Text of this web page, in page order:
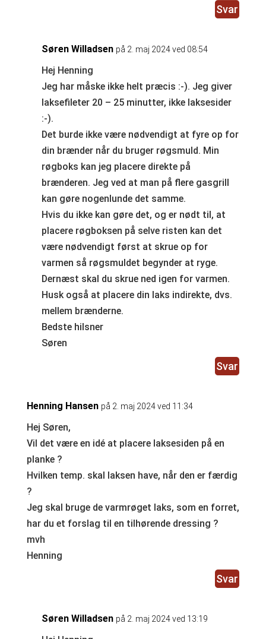
Svar
Søren Willadsen på 2. maj 2024 ved 08:54
Hej Henning
Jeg har måske ikke helt præcis :-). Jeg giver
laksefileter 20 – 25 minutter, ikke laksesider
:-).
Det burde ikke være nødvendigt at fyre op for
din brænder når du bruger røgsmuld. Min
røgboks kan jeg placere direkte på
brænderen. Jeg ved at man på flere gasgrill
kan gøre nogenlunde det samme.
Hvis du ikke kan gøre det, og er nødt til, at
placere røgboksen på selve risten kan det
være nødvendigt først at skrue op for
varmen så røgsmuldet begynder at ryge.
Dernæst skal du skrue ned igen for varmen.
Husk også at placere din laks indirekte, dvs.
mellem brænderne.
Bedste hilsner
Søren
Svar
Henning Hansen på 2. maj 2024 ved 11:34
Hej Søren,
Vil det være en idé at placere laksesiden på en
planke ?
Hvilken temp. skal laksen have, når den er færdig
?
Jeg skal bruge de varmrøget laks, som en forret,
har du et forslag til en tilhørende dressing ?
mvh
Henning
Svar
Søren Willadsen på 2. maj 2024 ved 13:19